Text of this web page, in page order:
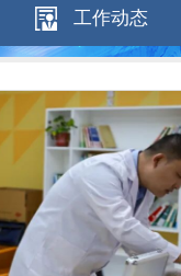
工作动态